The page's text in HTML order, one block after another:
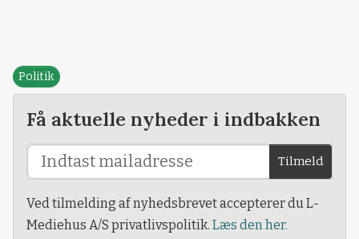
Politik
Få aktuelle nyheder i indbakken
Tilmeld
Ved tilmelding af nyhedsbrevet accepterer du L-
Mediehus A/S privatlivspolitik. Læs den her.